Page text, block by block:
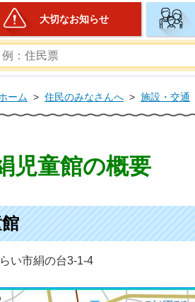
みらい市公式ホームページ
大切なお知らせ
ーム > 住民のみなさんへ > 施設・交通
児童館の概要
い市絹の台3-1-4